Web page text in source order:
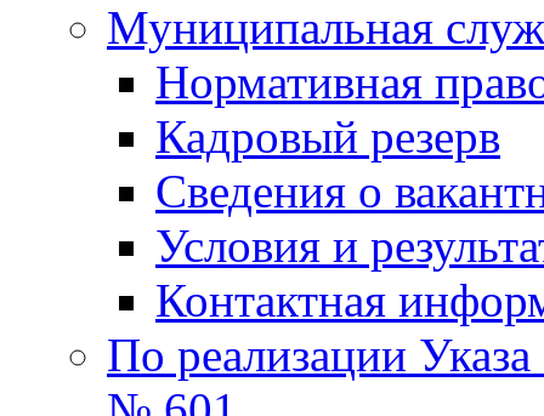
Муниципальная
Нормативная
Кадровый резерв
Сведения о
Условия и
Контактная
По реализации